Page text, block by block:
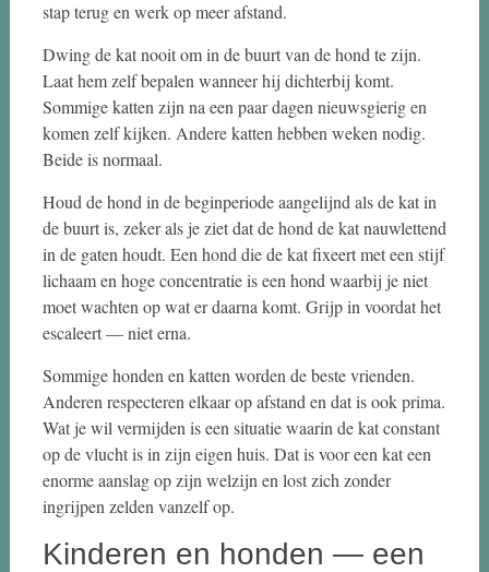
stap terug en werk op meer afstand.
Dwing de kat nooit om in de buurt van de hond te zijn.
Laat hem zelf bepalen wanneer hij dichterbij komt.
Sommige katten zijn na een paar dagen nieuwsgierig en
komen zelf kijken. Andere katten hebben weken nodig.
Beide is normaal.
Houd de hond in de beginperiode aangelijnd als de kat in
de buurt is, zeker als je ziet dat de hond de kat nauwlettend
in de gaten houdt. Een hond die de kat fixeert met een stijf
lichaam en hoge concentratie is een hond waarbij je niet
moet wachten op wat er daarna komt. Grijp in voordat het
escaleert — niet erna.
Sommige honden en katten worden de beste vrienden.
Anderen respecteren elkaar op afstand en dat is ook prima.
Wat je wil vermijden is een situatie waarin de kat constant
op de vlucht is in zijn eigen huis. Dat is voor een kat een
enorme aanslag op zijn welzijn en lost zich zonder
ingrijpen zelden vanzelf op.
Kinderen en honden — een